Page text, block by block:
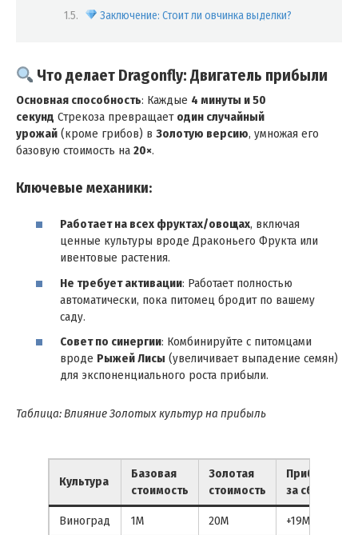
Заключение: Стоит ли овчинка выделки?
Что делает Dragonfly: Двигатель прибыли
Основная способность: Каждые 4 минуты и 50
секунд Стрекоза превращает один случайный
урожай (кроме грибов) в Золотую версию, умножая его
базовую стоимость на 20×.
Ключевые механики:
Работает на всех фруктах/овощах, включая
ценные культуры вроде Драконьего Фрукта или
ивентовые растения.
Не требует активации: Работает полностью
автоматически, пока питомец бродит по вашему
саду.
Совет по синергии: Комбинируйте с питомцами
вроде Рыжей Лисы (увеличивает выпадение семян)
для экспоненциального роста прибыли.
Таблица: Влияние Золотых культур на прибыль
Культура
Базовая
стоимость
Золотая
стоимость
Прибыль
за сбор
Виноград 1M 20M
+19M